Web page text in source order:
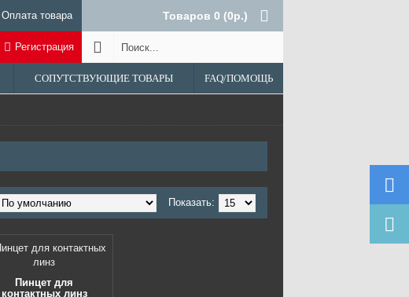
Оплата товара Товаров 0 (0р.)
Регистрация
СОПУТСТВУЮЩИЕ ТОВАРЫ FAQ/ПОМОЩЬ
Показать:
Пинцет для
контактных линз